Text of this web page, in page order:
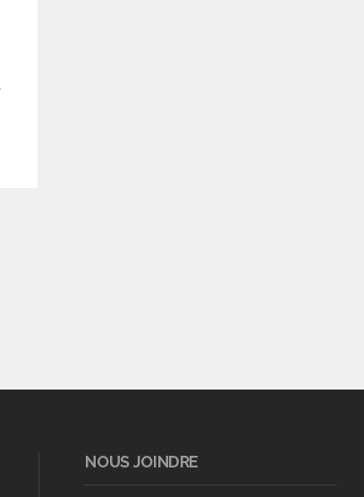
NOUS JOINDRE